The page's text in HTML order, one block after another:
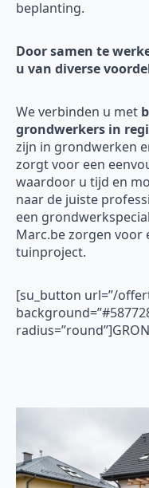
beplanting.
Door samen te
u van diverse
We verbinden u met
grondwerkers in
zijn in grondwerken
zorgt voor een
waardoor u tijd en
naar de juiste
een
Marc.be zorgen voor
tuinproject.
[su_button url=”/